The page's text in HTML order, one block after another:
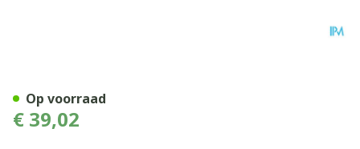
€ 39,02
Op voorraad